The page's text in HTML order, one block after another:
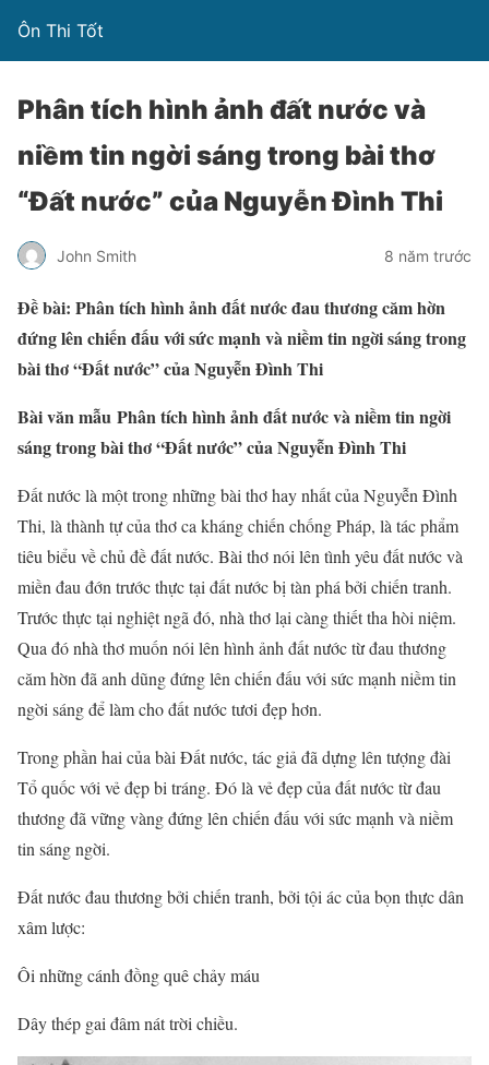
Ôn Thi Tốt
Phân tích hình ảnh đất nước và
niềm tin ngời sáng trong bài thơ
“Đất nước” của Nguyễn Đình Thi
John Smith 8 năm trước
Đề bài: Phân tích hình ảnh đất nước đau thương căm hờn
đứng lên chiến đấu với sức mạnh và niềm tin ngời sáng trong
bài thơ “Đất nước” của Nguyễn Đình Thi
Bài văn mẫu Phân tích hình ảnh đất nước và niềm tin ngời
sáng trong bài thơ “Đất nước” của Nguyễn Đình Thi
Đất nước là một trong những bài thơ hay nhất của Nguyễn Đình
Thi, là thành tự của thơ ca kháng chiến chống Pháp, là tác phẩm
tiêu biểu về chủ đề đất nước. Bài thơ nói lên tình yêu đất nước và
miền đau đớn trước thực tại đất nước bị tàn phá bởi chiến tranh.
Trước thực tại nghiệt ngã đó, nhà thơ lại càng thiết tha hòi niệm.
Qua đó nhà thơ muốn nói lên hình ảnh đất nước từ đau thương
căm hờn đã anh dũng đứng lên chiến đấu với sức mạnh niềm tin
ngời sáng để làm cho đất nước tươi đẹp hơn.
Trong phần hai của bài Đất nước, tác giả đã dựng lên tượng đài
Tổ quốc với vẻ đẹp bi tráng. Đó là vẻ đẹp của đất nước từ đau
thương đã vững vàng đứng lên chiến đấu với sức mạnh và niềm
tin sáng ngời.
Đất nước đau thương bởi chiến tranh, bởi tội ác của bọn thực dân
xâm lược:
Ôi những cánh đồng quê chảy máu
Dây thép gai đâm nát trời chiều.